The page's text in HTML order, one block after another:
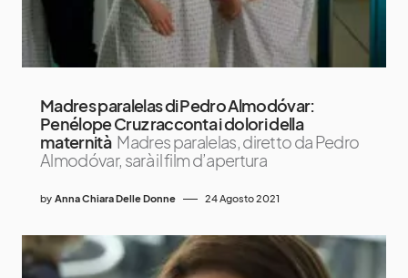
Madres paralelas di Pedro Almodóvar:
Penélope Cruz racconta i dolori della
maternità Madres paralelas, diretto da Pedro
Almodóvar, sarà il film d’apertura
by Anna Chiara Delle Donne 24 Agosto 2021